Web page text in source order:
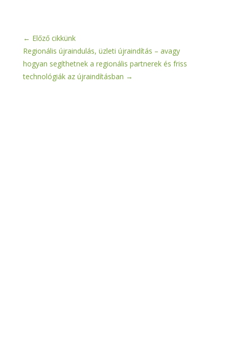
← Előző cikkünk
Regionális újraindulás, üzleti újraindítás – avagy
hogyan segíthetnek a regionális partnerek és friss
technológiák az újraindításban →